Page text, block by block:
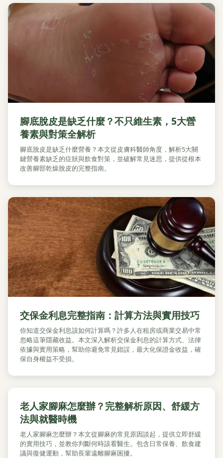
腳底脫皮是缺乏什麼？不只維生素，5大營
養素與對策全解析
腳底脫皮是缺乏什麼營養？本文從皮膚科醫師角度，解析5大關
鍵營養素缺乏的症狀與飲食對策，並破解常見迷思，提供從根本
改善腳部乾燥脫皮的完整指南。
交保金利息完整指南：計算方法與實用技巧
你知道交保金利息該如何計算嗎？許多人在租房或商業交易中常
忽略這筆隱藏收益。本文深入解析交保金利息的計算方式、法律
依據與實用策略，幫助你避免常見錯誤，最大化保證金收益，確
保自身權益不受損。
老人家腳麻怎麼辦？完整解析原因、舒緩方
法與就醫時機
老人家腳麻怎麼辦？本文從腳麻的常見原因談起，提供立即舒緩
的實用技巧，並教你判斷何時該看醫生。包含日常保養、飲食建
議與復健運動，幫助長輩遠離腳麻困擾。